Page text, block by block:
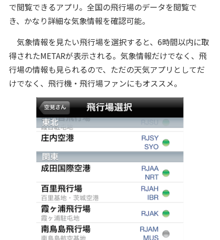
で閲覧できるアプリ。全国の飛行場のデータを閲覧で
き、かなり詳細な気象情報を確認可能。
気象情報を見たい飛行場を選択すると、6時間以内に取
得されたMETARが表示される。気象情報だけでなく、飛
行場の情報も見られるので、ただの天気アプリとしてだ
けでなく、飛行機・飛行場ファンにもオススメ。